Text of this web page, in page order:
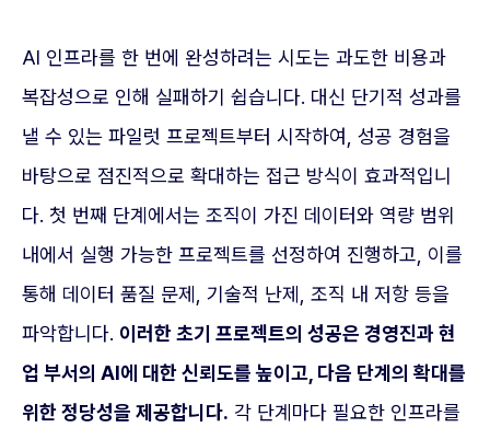
AI 인프라를 한 번에 완성하려는 시도는 과도한 비용과
복잡성으로 인해 실패하기 쉽습니다. 대신 단기적 성과를
낼 수 있는 파일럿 프로젝트부터 시작하여, 성공 경험을
바탕으로 점진적으로 확대하는 접근 방식이 효과적입니
다. 첫 번째 단계에서는 조직이 가진 데이터와 역량 범위
내에서 실행 가능한 프로젝트를 선정하여 진행하고, 이를
통해 데이터 품질 문제, 기술적 난제, 조직 내 저항 등을
파악합니다. 이러한 초기 프로젝트의 성공은 경영진과 현
업 부서의 AI에 대한 신뢰도를 높이고, 다음 단계의 확대를
위한 정당성을 제공합니다. 각 단계마다 필요한 인프라를